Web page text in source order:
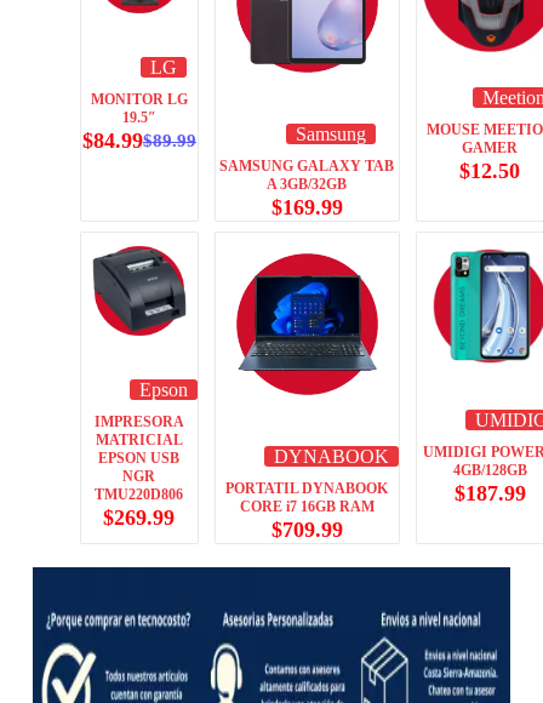
LG
MONITOR LG
19.5″
$89.99
$84.99 Samsung
SAMSUNG GALAXY TAB
A 3GB/32GB
$169.99
MOUSE
GAMER
$12.50
Epson
IMPRESORA
MATRICIAL
EPSON USB
NGR
TMU220D806
$269.99
DYNABOOK
PORTATIL DYNABOOK
CORE i7 16GB RAM
$709.99
UMIDIGI
4GB/128GB
$187.99